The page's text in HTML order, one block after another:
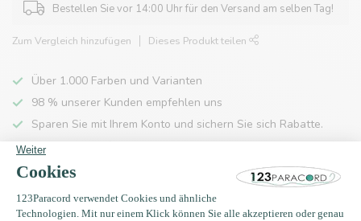
Bestellen Sie vor 14:00 Uhr für den Versand am selben Tag!
Zum Vergleich hinzufügen Dieses Produkt teilen
Über 1.000 Farben und Varianten
98 % unserer Kunden empfehlen uns
Sparen Sie mit Ihrem Konto und sichern Sie sich Rabatte.
Kostenlose Lieferung nach Hause ab 150 €
Produktbeschreibung